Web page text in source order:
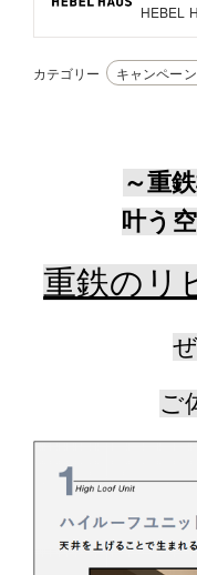
他の展示場
HEBEL
カテゴリー キャンペー
～重
叶う
重鉄のリ
ご